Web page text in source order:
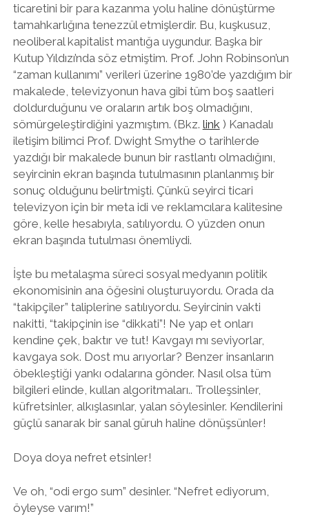
ticaretini bir para kazanma yolu haline dönüştürme
tamahkarlığına tenezzül etmişlerdir. Bu, kuşkusuz,
neoliberal kapitalist mantığa uygundur. Başka bir
Kutup Yıldızı’nda söz etmiştim. Prof. John Robinson’un
“zaman kullanımı” verileri üzerine 1980’de yazdığım bir
makalede, televizyonun hava gibi tüm boş saatleri
doldurduğunu ve oraların artık boş olmadığını,
sömürgeleştirdiğini yazmıştım. (Bkz. link ) Kanadalı
iletişim bilimci Prof. Dwight Smythe o tarihlerde
yazdığı bir makalede bunun bir rastlantı olmadığını,
seyircinin ekran başında tutulmasının planlanmış bir
sonuç olduğunu belirtmişti. Çünkü seyirci ticari
televizyon için bir meta idi ve reklamcılara kalitesine
göre, kelle hesabıyla, satılıyordu. O yüzden onun
ekran başında tutulması önemliydi.
İşte bu metalaşma süreci sosyal medyanın politik
ekonomisinin ana öğesini oluşturuyordu. Orada da
“takipçiler” taliplerine satılıyordu. Seyircinin vakti
nakitti, “takipçinin ise “dikkati”! Ne yap et onları
kendine çek, baktır ve tut! Kavgayı mı seviyorlar,
kavgaya sok. Dost mu arıyorlar? Benzer insanların
öbekleştiği yankı odalarına gönder. Nasıl olsa tüm
bilgileri elinde, kullan algoritmaları.. Trolleşsinler,
küfretsinler, alkışlasınlar, yalan söylesinler. Kendilerini
güçlü sanarak bir sanal güruh haline dönüşsünler!
Doya doya nefret etsinler!
Ve oh, “odi ergo sum” desinler. “Nefret ediyorum,
öyleyse varım!”